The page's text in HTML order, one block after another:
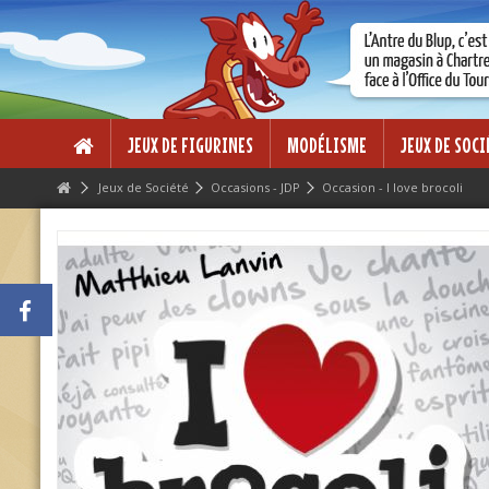
Lorem ipsum dolor sit amet
Lorem ipsum dolor sit amet, consectetur adipisicing elit, sed do
dolore magna aliqua. Ut enim ad minim veniam, quis nostrud
ea commodo consequat.
JEUX DE FIGURINES MODÉLISME JEUX DE
Jeux de Société Occasions - JDP Occasion - I love brocoli